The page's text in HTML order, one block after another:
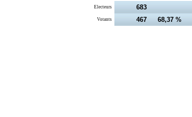
Electeurs 683
Votants 467 68,37 %